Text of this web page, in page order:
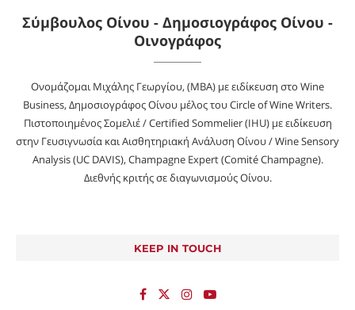
Σύμβουλος Οίνου - Δημοσιογράφος Οίνου -
Οινογράφος
Ονομάζομαι Μιχάλης Γεωργίου, (MBA) με ειδίκευση στο Wine
Business, Δημοσιογράφος Οίνου μέλος του Circle of Wine Writers.
Πιστοποιημένος Σομελιέ / Certified Sommelier (IHU) με ειδίκευση
στην Γευσιγνωσία και Αισθητηριακή Ανάλυση Οίνου / Wine Sensory
Analysis (UC DAVIS), Champagne Expert (Comité Champagne).
Διεθνής κριτής σε διαγωνισμούς Οίνου.
KEEP IN TOUCH